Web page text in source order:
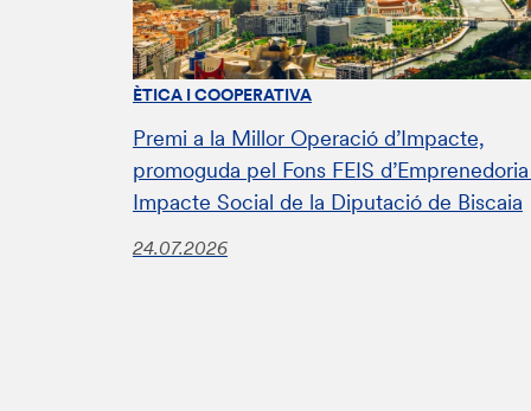
ÈTICA I COOPERATIVA
Premi a la Millor Operació d’Impacte,
promoguda pel Fons FEIS
Impacte Social de la Diputació de Biscaia
24.07.2026